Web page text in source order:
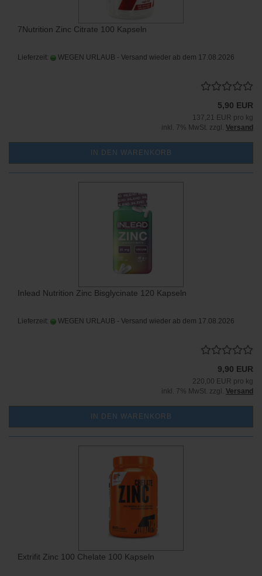
7Nutrition Zinc Citrate 100 Kapseln
Lieferzeit: WEGEN URLAUB - Versand wieder ab dem 17.08.2026
5,90 EUR
137,21 EUR pro kg
inkl. 7% MwSt. zzgl. Versand
IN DEN WARENKORB
Inlead Nutrition Zinc Bisglycinate 120 Kapseln
Lieferzeit: WEGEN URLAUB - Versand wieder ab dem 17.08.2026
9,90 EUR
220,00 EUR pro kg
inkl. 7% MwSt. zzgl. Versand
IN DEN WARENKORB
Extrifit Zinc 100 Chelate 100 Kapseln